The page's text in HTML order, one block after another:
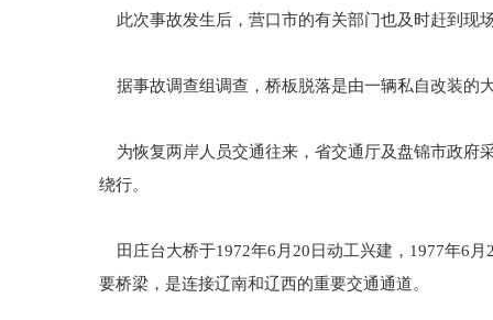
此次事故发生后，营口市的有关部门也及时赶到现
据事故调查组调查，桥板脱落是由一辆私自改装的
为恢复两岸人员交通往来，省交通厅及盘锦市政府
绕行。
田庄台大桥于1972年6月20日动工兴建，1977年6
要桥梁，是连接辽南和辽西的重要交通通道。